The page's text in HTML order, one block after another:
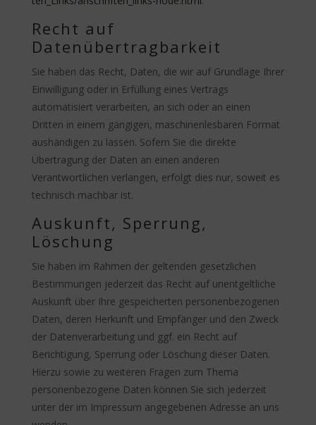
Recht auf
Datenübertragbarkeit
Sie haben das Recht, Daten, die wir auf Grundlage Ihrer
Einwilligung oder in Erfüllung eines Vertrags
automatisiert verarbeiten, an sich oder an einen
Dritten in einem gängigen, maschinenlesbaren Format
aushändigen zu lassen. Sofern Sie die direkte
Übertragung der Daten an einen anderen
Verantwortlichen verlangen, erfolgt dies nur, soweit es
technisch machbar ist.
Auskunft, Sperrung,
Löschung
Sie haben im Rahmen der geltenden gesetzlichen
Bestimmungen jederzeit das Recht auf unentgeltliche
Auskunft über Ihre gespeicherten personenbezogenen
Daten, deren Herkunft und Empfänger und den Zweck
der Datenverarbeitung und ggf. ein Recht auf
Berichtigung, Sperrung oder Löschung dieser Daten.
Hierzu sowie zu weiteren Fragen zum Thema
personenbezogene Daten können Sie sich jederzeit
unter der im Impressum angegebenen Adresse an uns